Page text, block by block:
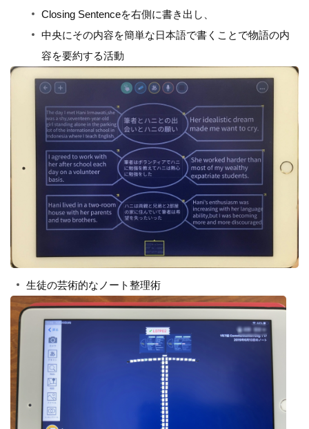
Closing Sentenceを右側に書き出し、
中央にその内容を簡単な日本語で書くことで物語の内
容を要約する活動
生徒の芸術的なノート整理術